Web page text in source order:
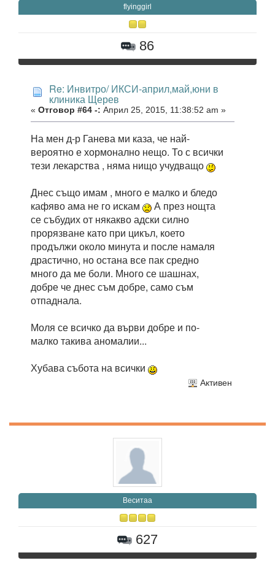
flyinggirl
86
Re: Инвитро/ ИКСИ-април,май,юни в
клиника Щерев
« Отговор #64 -: Април 25, 2015, 11:38:52 am »
На мен д-р Ганева ми каза, че най-
вероятно е хормонално нещо. То с всички
тези лекарства , няма нищо учудващо
Днес също имам , много е малко и бледо
кафяво ама не го искам
А през нощта
се събудих от някакво адски силно
прорязване като при цикъл, което
продължи около минута и после намаля
драстично, но остана все пак средно
много да ме боли. Много се шашнах,
добре че днес съм добре, само съм
отпаднала.
Моля се всичко да върви добре и по-
малко такива аномалии...
Хубава събота на всички
Активен
Веситаа
627